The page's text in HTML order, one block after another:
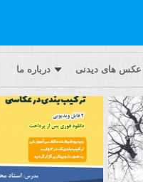
عکس های دیدنی درباره ما